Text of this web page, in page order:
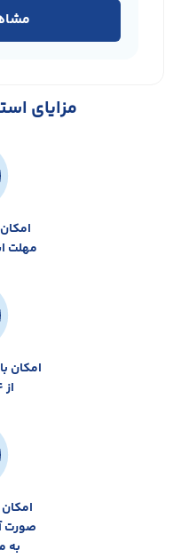
مزایای
مهلت
امکان
از 24 تا 36 ماه
امکان
صورت
به